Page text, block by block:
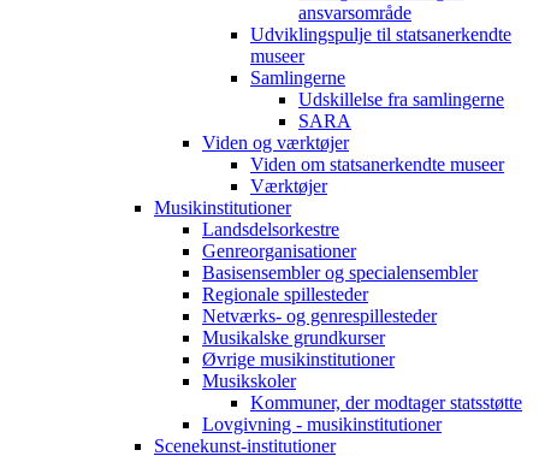
ansvarsområde
Udviklingspulje til statsanerkendte
museer
Samlingerne
Udskillelse fra samlingerne
SARA
Viden og værktøjer
Viden om statsanerkendte museer
Værktøjer
Musikinstitutioner
Landsdelsorkestre
Genreorganisationer
Basisensembler og specialensembler
Regionale spillesteder
Netværks- og genrespillesteder
Musikalske grundkurser
Øvrige musikinstitutioner
Musikskoler
Kommuner, der modtager statsstøtte
Lovgivning - musikinstitutioner
Scenekunst-institutioner